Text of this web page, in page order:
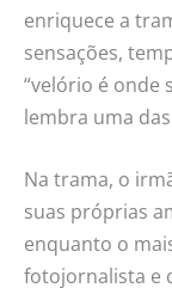
enriquece a
sensações,
“velório é onde
lembra uma
Na trama, o
suas próprias
enquanto o
fotojornalista e